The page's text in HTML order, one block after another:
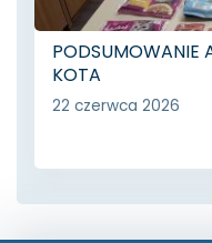
PODSUMOWANIE
KOTA
22 czerwca 2026